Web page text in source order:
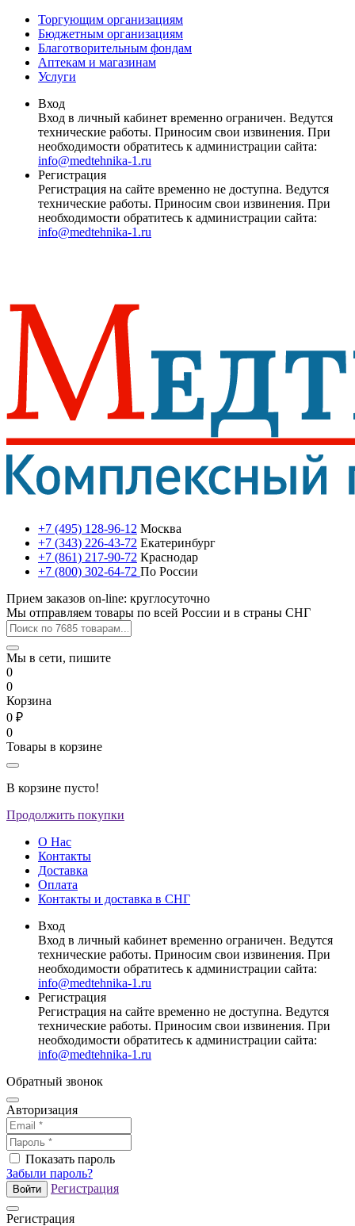
Торгующим организациям
Бюджетным организациям
Благотворительным фондам
Аптекам и магазинам
Услуги
Вход
Вход в личный кабинет временно ограничен. Ведутся
технические работы. Приносим свои извинения. При
необходимости обратитесь к администрации сайта:
info@medtehnika-1.ru
Регистрация
Регистрация на сайте временно не доступна. Ведутся
технические работы. Приносим свои извинения. При
необходимости обратитесь к администрации сайта:
info@medtehnika-1.ru
+7 (495) 128-96-12 Москва
+7 (343) 226-43-72 Екатеринбург
+7 (861) 217-90-72 Краснодар
+7 (800) 302-64-72 По России
Прием заказов on-line: круглосуточно
Мы отправляем товары по всей России и в страны СНГ
Мы в сети, пишите
0
0
Корзина
0 ₽
0
Товары в корзине
В корзине пусто!
Продолжить покупки
О Нас
Контакты
Доставка
Оплата
Контакты и доставка в СНГ
Вход
Вход в личный кабинет временно ограничен. Ведутся
технические работы. Приносим свои извинения. При
необходимости обратитесь к администрации сайта:
info@medtehnika-1.ru
Регистрация
Регистрация на сайте временно не доступна. Ведутся
технические работы. Приносим свои извинения. При
необходимости обратитесь к администрации сайта:
info@medtehnika-1.ru
Обратный звонок
Авторизация
Показать пароль
Забыли пароль?
Войти Регистрация
Регистрация